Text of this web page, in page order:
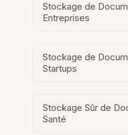
Stockage de
Entreprises
Stockage de
Startups
Stockage Sûr de
Santé